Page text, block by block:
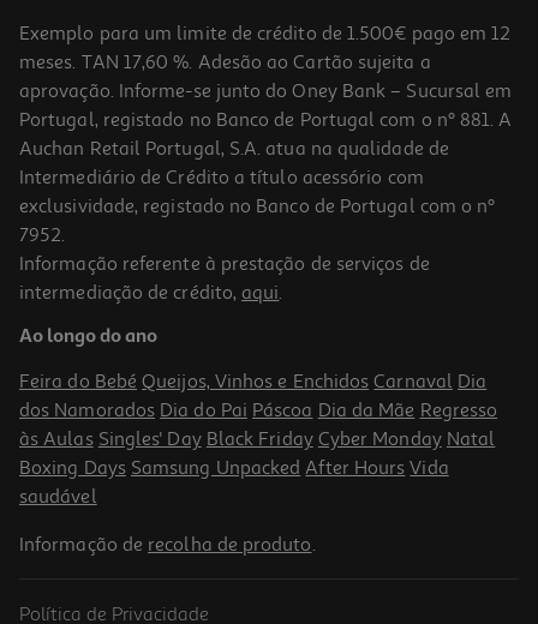
Vinho Branco Alentejo Dez Tostões 0.75l
15.99 €/Lt
11,99 €
Exemplo para um limite de crédito de 1.500€ pago em 12
meses. TAN 17,60 %. Adesão ao Cartão sujeita a
aprovação. Informe-se junto do Oney Bank – Sucursal em
Portugal, registado no Banco de Portugal com o nº 881. A
Auchan Retail Portugal, S.A. atua na qualidade de
Intermediário de Crédito a título acessório com
exclusividade, registado no Banco de Portugal com o nº
7952.
Informação referente à prestação de serviços de
intermediação de crédito, aqui.
Ao longo do ano
Feira do Bebé Queijos, Vinhos e Enchidos Carnaval Dia
dos Namorados Dia do Pai Páscoa Dia da Mãe Regresso
às Aulas Singles' Day Black Friday Cyber Monday Natal
Boxing Days Samsung Unpacked After Hours Vida
saudável
Informação de recolha de produto.
Política de Privacidade